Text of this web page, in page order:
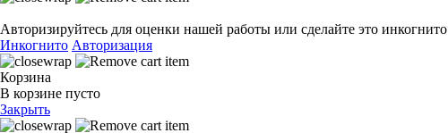
Авторизируйтесь для оценки нашей работы или сделайте это инкогнито
Инкогнито Авторизация
Корзина
В корзине пусто
Закрыть